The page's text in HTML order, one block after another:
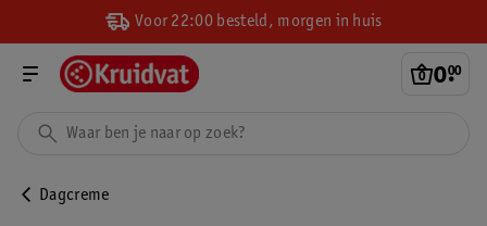
Voor 22:00 besteld, morgen in huis
0.
00
Dagcreme